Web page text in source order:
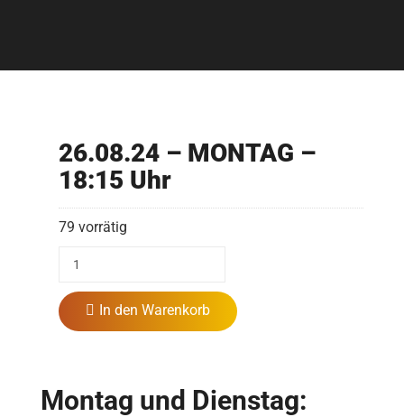
26.08.24 – MONTAG –
18:15 Uhr
79 vorrätig
In den Warenkorb
Montag und Dienstag: